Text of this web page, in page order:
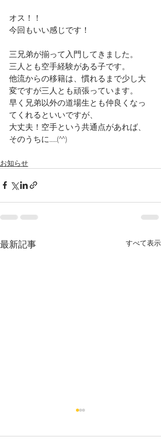
オス！！
今回もいい感じです！
三兄弟が揃って入門してきました。
三人とも空手経験がある子です。
他流からの移籍は、慣れるまで少し大
変ですが三人とも頑張っています。
早く兄弟以外の道場生とも仲良くなっ
てくれるといいですが、
大丈夫！空手という共通点があれば、
そのうちに.....(^^)
お知らせ
最新記事 すべて表示